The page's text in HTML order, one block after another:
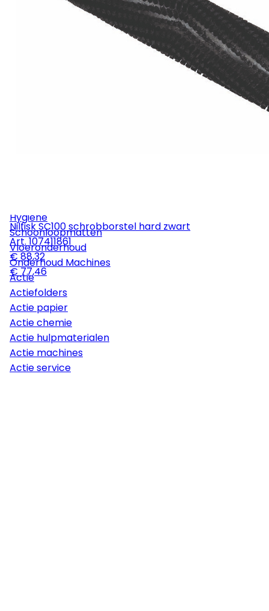
Hygiëne
Schoonloopmatten
Vloeronderhoud
Onderhoud Machines
Actie
Actiefolders
Actie papier
Actie chemie
Actie hulpmaterialen
Actie machines
Actie service
Nilfisk SC100 schrobborstel hard zwart
Art.107411861
€ 88,32
€ 77,46